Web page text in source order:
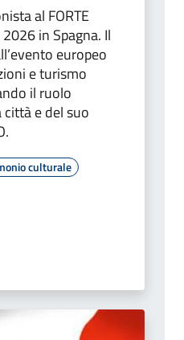
al FORTE
2026 in Spagna. Il
europeo
e turismo
il ruolo
e del suo
culturale